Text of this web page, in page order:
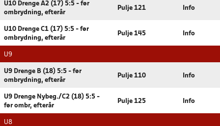
U10 Drenge A2 (17) 5:5 - før
ombrydning, efterår
Pulje 121 Info
U10 Drenge C1 (17) 5:5 - før
ombrydning, efterår
Pulje 145 Info
U9
U9 Drenge B (18) 5:5 - før
ombrydning, efterår
Pulje 110 Info
U9 Drenge Nybeg./C2 (18) 5:5 -
før ombr, efterår
Pulje 125 Info
U8